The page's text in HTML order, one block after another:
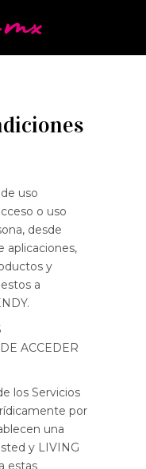
uso
o uso
desde
aplicaciones,
y
a
ACCEDER
los Servicios
por
una
y LIVING
estas